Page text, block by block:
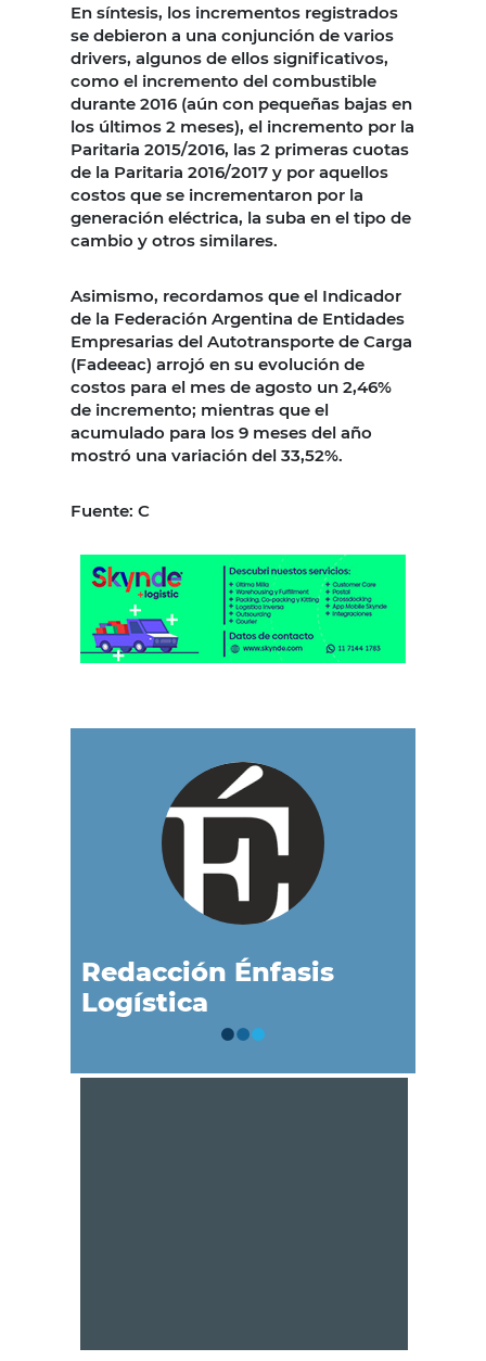
En síntesis, los incrementos registrados
se debieron a una conjunción de varios
drivers, algunos de ellos significativos,
como el incremento del combustible
durante 2016 (aún con pequeñas bajas en
los últimos 2 meses), el incremento por la
Paritaria 2015/2016, las 2 primeras cuotas
de la Paritaria 2016/2017 y por aquellos
costos que se incrementaron por la
generación eléctrica, la suba en el tipo de
cambio y otros similares.
Asimismo, recordamos que el Indicador
de la Federación Argentina de Entidades
Empresarias del Autotransporte de Carga
(Fadeeac) arrojó en su evolución de
costos para el mes de agosto un 2,46%
de incremento; mientras que el
acumulado para los 9 meses del año
mostró una variación del 33,52%.
Fuente: C
Redacción Énfasis
Logística